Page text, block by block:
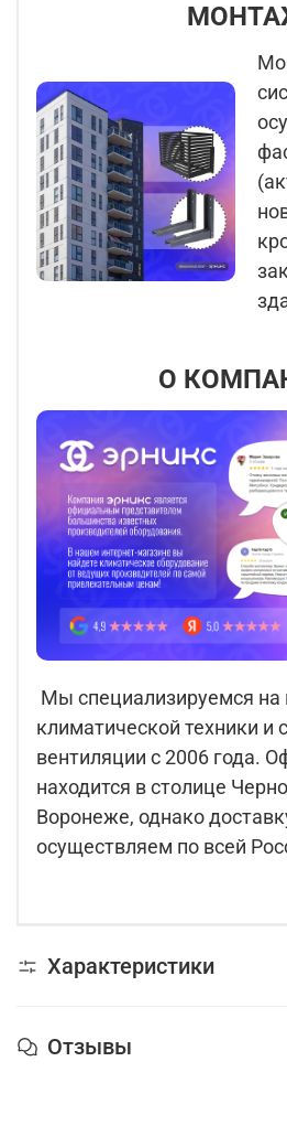
О
Мы специализируемся на
климатической техники и
вентиляции с 2006 года.
находится в столице
Воронеже, однако
осуществляем по всей
Характеристики
Отзывы